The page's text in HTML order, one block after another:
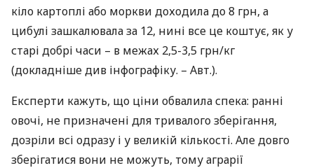
кіло картоплі або моркви доходила до 8 грн, а
цибулі зашкалювала за 12, нині все це коштує, як у
старі добрі часи – в межах 2,5-3,5 грн/кг
(докладніше див інфографіку. – Авт.).
Експерти кажуть, що ціни обвалила спека: ранні
овочі, не призначені для тривалого зберігання,
дозріли всі одразу і у великій кількості. Але довго
зберігатися вони не можуть, тому аграрії